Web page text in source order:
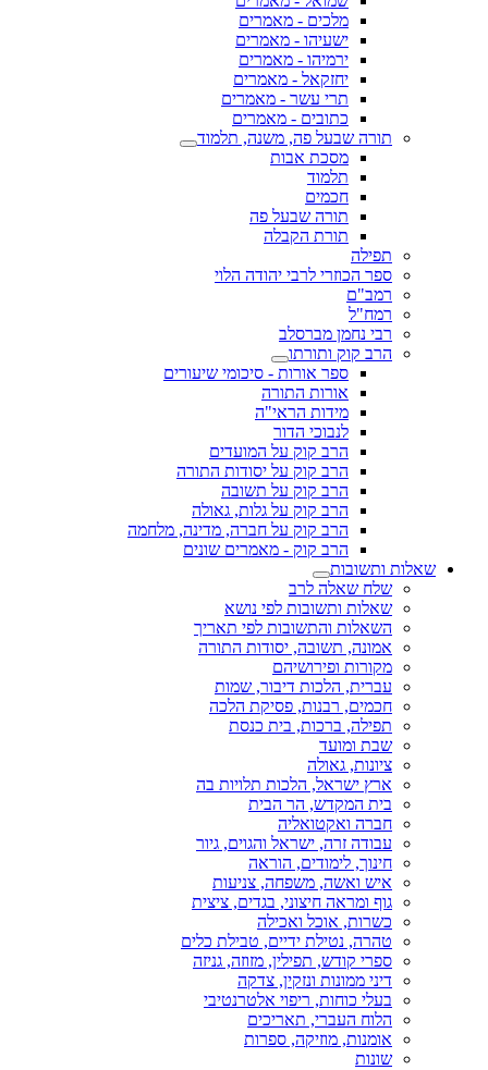
מלכים - מאמרים
ישעיהו - מאמרים
ירמיהו - מאמרים
יחזקאל - מאמרים
תרי עשר - מאמרים
כתובים - מאמרים
תורה שבעל פה, משנה, תלמוד
מסכת אבות
תלמוד
חכמים
תורה שבעל פה
תורת הקבלה
תפילה
ספר הכוזרי לרבי יהודה הלוי
רמב"ם
רמח"ל
רבי נחמן מברסלב
הרב קוק ותורתו
ספר אורות - סיכומי שיעורים
אורות התורה
מידות הראי"ה
לנבוכי הדור
הרב קוק על המועדים
הרב קוק על יסודות התורה
הרב קוק על תשובה
הרב קוק על גלות, גאולה
הרב קוק על חברה, מדינה, מלחמה
הרב קוק - מאמרים שונים
שאלות ותשובות
שלח שאלה לרב
שאלות ותשובות לפי נושא
השאלות והתשובות לפי תאריך
אמונה, תשובה, יסודות התורה
מקורות ופירושיהם
עברית, הלכות דיבור, שמות
חכמים, רבנות, פסיקת הלכה
תפילה, ברכות, בית כנסת
שבת ומועד
ציונות, גאולה
ארץ ישראל, הלכות תלויות בה
בית המקדש, הר הבית
חברה ואקטואליה
עבודה זרה, ישראל והגוים, גיור
חינוך, לימודים, הוראה
איש ואשה, משפחה, צניעות
גוף ומראה חיצוני, בגדים, ציצית
כשרות, אוכל ואכילה
טהרה, נטילת ידיים, טבילת כלים
ספרי קודש, תפילין, מזוזה, גניזה
דיני ממונות ונזקין, צדקה
בעלי כוחות, ריפוי אלטרנטיבי
הלוח העברי, תאריכים
אומנות, מוזיקה, ספרות
שונות